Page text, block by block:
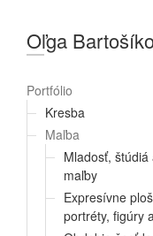
Oľga
Portfólio
Kresba
Maľba
Mladosť, štúdiá
maľby
Expresívne
portréty, figúry